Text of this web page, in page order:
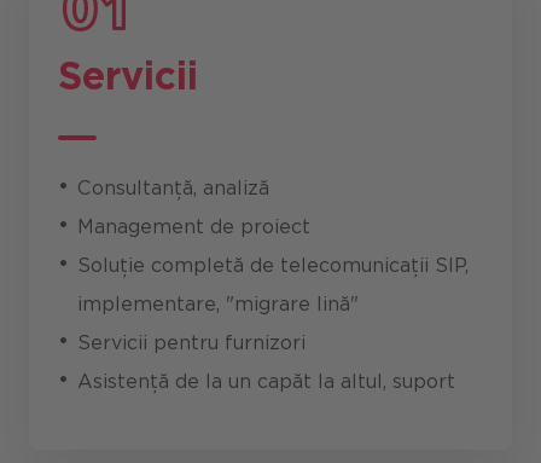
Servicii
Consultanță, analiză
Management de proiect
Soluție completă de telecomunicații SIP,
implementare, "migrare lină"
Servicii pentru furnizori
Asistență de la un capăt la altul, suport